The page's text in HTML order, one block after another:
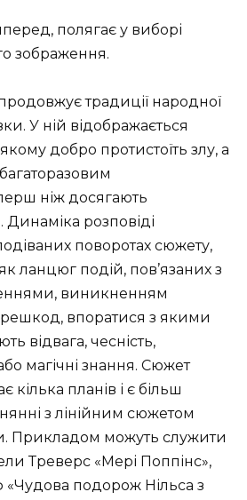
полягає у виборі
зображення.
традиції народної
У ній відображається
добро протистоїть злу, а
ніж досягають
Динаміка розповіді
поворотах сюжету,
ланцюг подій, пов’язаних з
виникненням
впоратися з якими
відвага, чесність,
магічні знання. Сюжет
кілька планів і є більш
з лінійним сюжетом
Прикладом можуть служити
Треверс «Мері Поппінс»,
подорож Нільса з